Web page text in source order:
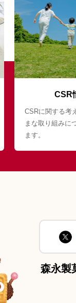
CSR
CSRに関する考
まな取り組みに
ます。
森永製